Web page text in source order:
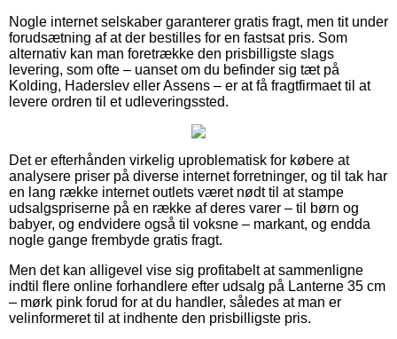
Nogle internet selskaber garanterer gratis fragt, men tit under
forudsætning af at der bestilles for en fastsat pris. Som
alternativ kan man foretrække den prisbilligste slags
levering, som ofte – uanset om du befinder sig tæt på
Kolding, Haderslev eller Assens – er at få fragtfirmaet til at
levere ordren til et udleveringssted.
Det er efterhånden virkelig uproblematisk for købere at
analysere priser på diverse internet forretninger, og til tak har
en lang række internet outlets været nødt til at stampe
udsalgspriserne på en række af deres varer – til børn og
babyer, og endvidere også til voksne – markant, og endda
nogle gange frembyde gratis fragt.
Men det kan alligevel vise sig profitabelt at sammenligne
indtil flere online forhandlere efter udsalg på Lanterne 35 cm
– mørk pink forud for at du handler, således at man er
velinformeret til at indhente den prisbilligste pris.